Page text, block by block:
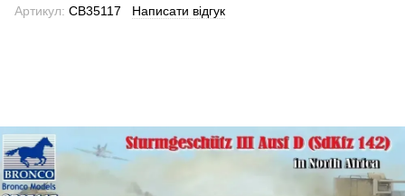
Артикул: CB35117 Написати відгук